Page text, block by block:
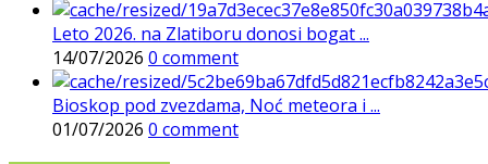
Leto 2026. na Zlatiboru donosi bogat ...
14/07/2026 0 comment
Bioskop pod zvezdama, Noć meteora i ...
01/07/2026 0 comment